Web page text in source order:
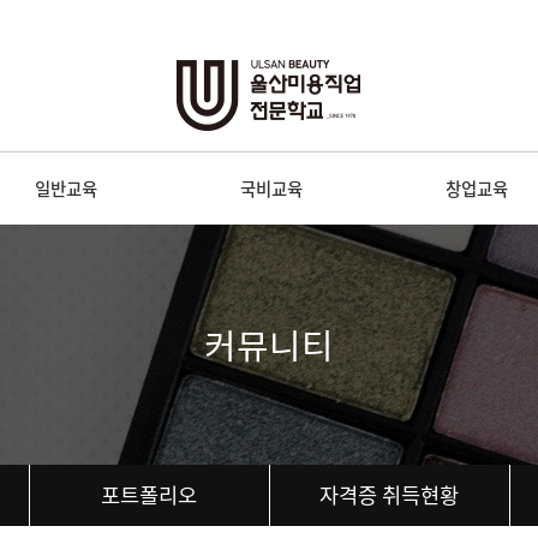
일반교육 국비교육 창업교육
커뮤니티
포트폴리오 자격증 취득현황